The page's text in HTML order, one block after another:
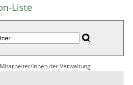
Liste
innen der Verwaltung